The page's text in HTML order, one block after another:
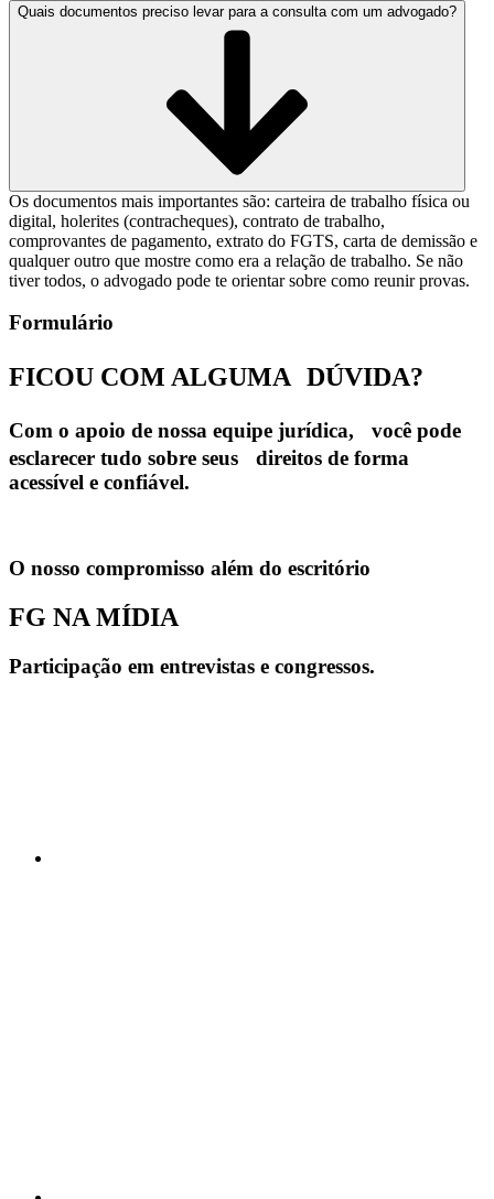
Quais documentos preciso levar para a consulta com um advogado?
Os documentos mais importantes são: carteira de trabalho física ou
digital, holerites (contracheques), contrato de trabalho,
comprovantes de pagamento, extrato do FGTS, carta de demissão e
qualquer outro que mostre como era a relação de trabalho. Se não
tiver todos, o advogado pode te orientar sobre como reunir provas.
Formulário
FICOU COM ALGUMA DÚVIDA?
Com o apoio de nossa equipe jurídica, você pode
esclarecer tudo sobre seus direitos de forma
acessível e confiável.
O nosso compromisso além do escritório
FG NA MÍDIA
Participação em entrevistas e congressos.